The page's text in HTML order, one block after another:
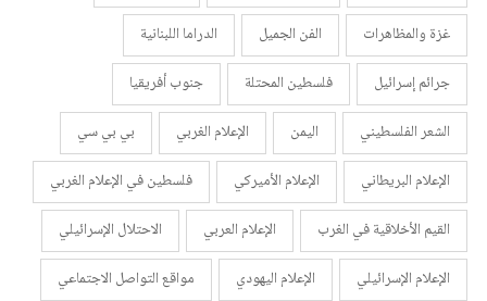
غزة والمظاهرات
الفن الجميل
الدراما اللبنانية
جرائم إسرائيل
فلسطين المحتلة
جنوب أفريقيا
الشعر الفلسطيني
اليمن الإعلام الغربي
بي بي سي
الإعلام البريطاني
الإعلام الأميركي
فلسطين في الإعلام الغربي
القيم الأخلاقية في الغرب
الإعلام العربي
الاحتلال الإسرائيلي
الإعلام الإسرائيلي
الإعلام اليهودي
مواقع التواصل الاجتماعي